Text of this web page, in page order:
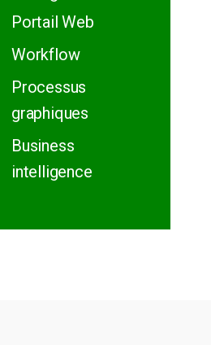
Portail Web
Workflow
Processus
graphiques
Business
intelligence